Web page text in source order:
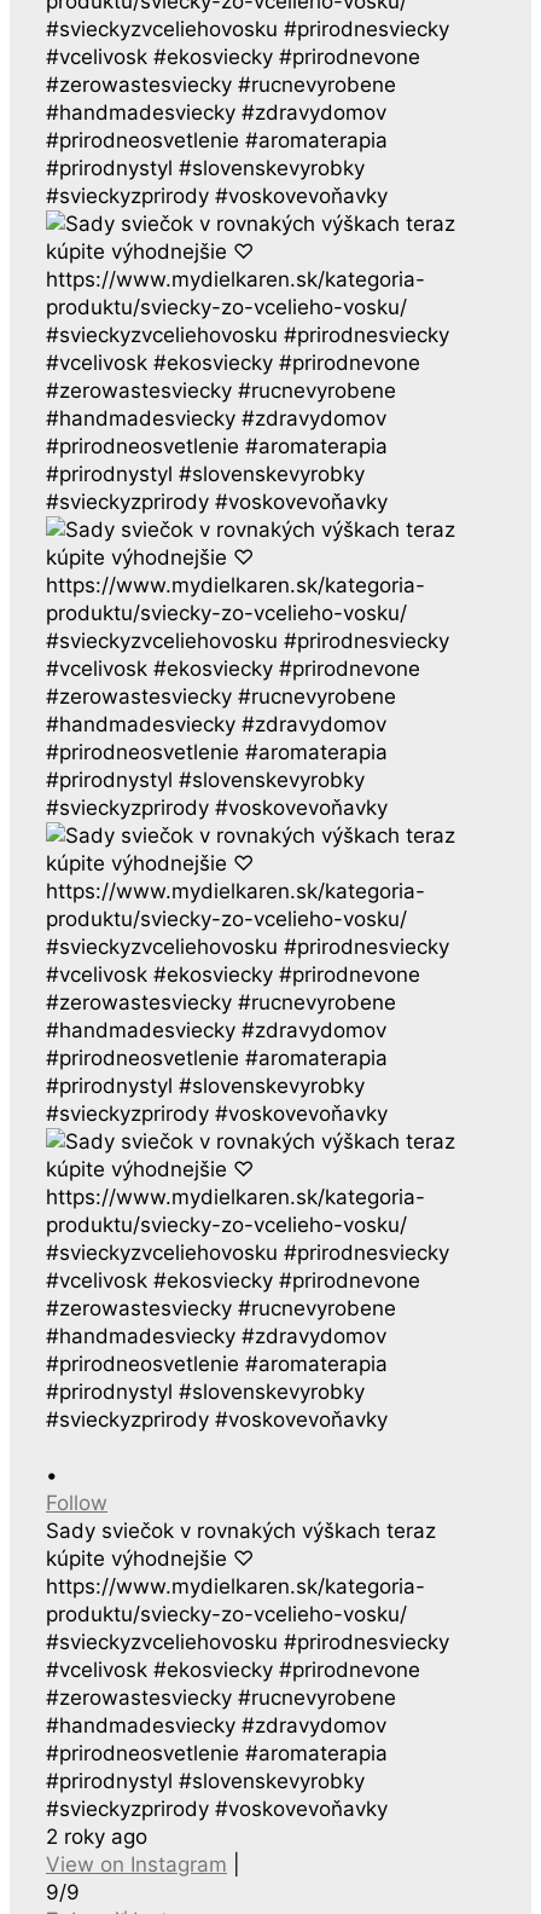
•
Follow
Sady sviečok v rovnakých výškach teraz
kúpite výhodnejšie ♡
https://www.mydielkaren.sk/kategoria-
produktu/sviecky-zo-vcelieho-vosku/
#svieckyzvceliehovosku #prirodnesviecky
#vcelivosk #ekosviecky #prirodnevone
#zerowastesviecky #rucnevyrobene
#handmadesviecky #zdravydomov
#prirodneosvetlenie #aromaterapia
#prirodnystyl #slovenskevyrobky
#svieckyzprirody #voskovevoňavky
2 roky ago
View on Instagram
9/9